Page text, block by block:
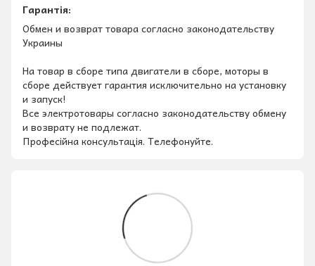
Гарантія:
Обмен и возврат товара согласно законодательству
Украины
На товар в сборе типа двигатели в сборе, моторы в
сборе действует гарантия исключительно на установку
и запуск!
Все электротовары согласно законодательству обмену
и возврату не подлежат.
Професійна консультація. Телефонуйте.